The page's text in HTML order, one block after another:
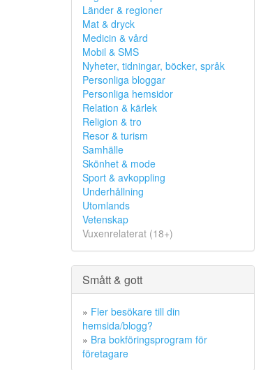
Länder & regioner
Mat & dryck
Medicin & vård
Mobil & SMS
Nyheter, tidningar, böcker, språk
Personliga bloggar
Personliga hemsidor
Relation & kärlek
Religion & tro
Resor & turism
Samhälle
Skönhet & mode
Sport & avkoppling
Underhållning
Utomlands
Vetenskap
Vuxenrelaterat (18+)
Smått & gott
» Fler besökare till din
hemsida/blogg?
» Bra bokföringsprogram för
företagare